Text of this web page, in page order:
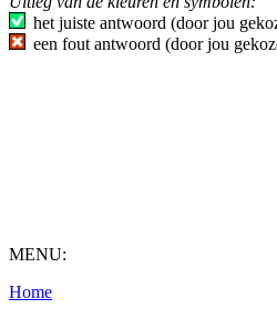
het juiste antwoord (door jou
een fout antwoord (door jou
MENU:
Home